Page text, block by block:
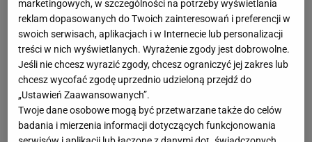
Bydgoszcz z wicemistrzem Polski, Resovią Rzeszów.
Na takim etapie rozgrywek ciężko jest o
wytypowanie zwycięzcy, ale biorąc pod uwagę, że to
właśnie rzeszowska drużyna wyeliminowała
obrońcę tytułu, Skrę Bełchatów, stała się tym
samym mocnym faworytem tegorocznego Pucharu.
Pierwsze spotkanie jakie przyszło rozegrać
marketingowych, w szczególności na potrzeby wyświetlania
reklam dopasowanych do Twoich zainteresowań i preferencji w
swoich serwisach, aplikacjach i w Internecie lub personalizacji
treści w nich wyświetlanych. Wyrażenie zgody jest dobrowolne.
Jeśli nie chcesz wyrazić zgody, chcesz ograniczyć jej zakres lub
chcesz wycofać zgodę uprzednio udzieloną przejdź do
„Ustawień Zaawansowanych”.
Twoje dane osobowe mogą być przetwarzane także do celów
badania i mierzenia informacji dotyczących funkcjonowania